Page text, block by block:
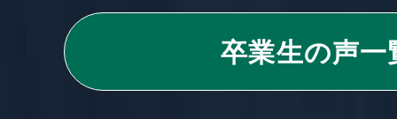
卒業生の声一